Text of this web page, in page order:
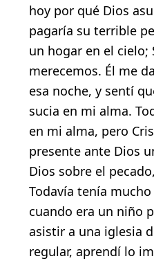
hoy por qué Dios
pagaría su terrible
un hogar en el
merecemos. Él me
esa noche, y sentí
sucia en mi alma.
en mi alma, pero
presente ante Dios
Dios sobre el
Todavía tenía
cuando era un niño
asistir a una iglesia
regular, aprendí lo